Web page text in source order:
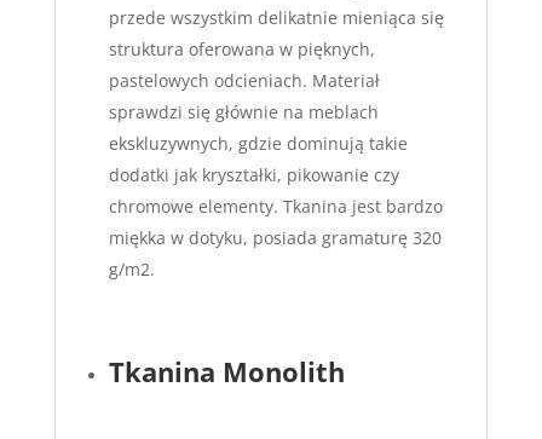
przede wszystkim delikatnie mieniąca się
struktura oferowana w pięknych,
pastelowych odcieniach. Materiał
sprawdzi się głównie na meblach
ekskluzywnych, gdzie dominują takie
dodatki jak kryształki, pikowanie czy
chromowe elementy. Tkanina jest bardzo
miękka w dotyku, posiada gramaturę 320
g/m2.
Tkanina Monolith